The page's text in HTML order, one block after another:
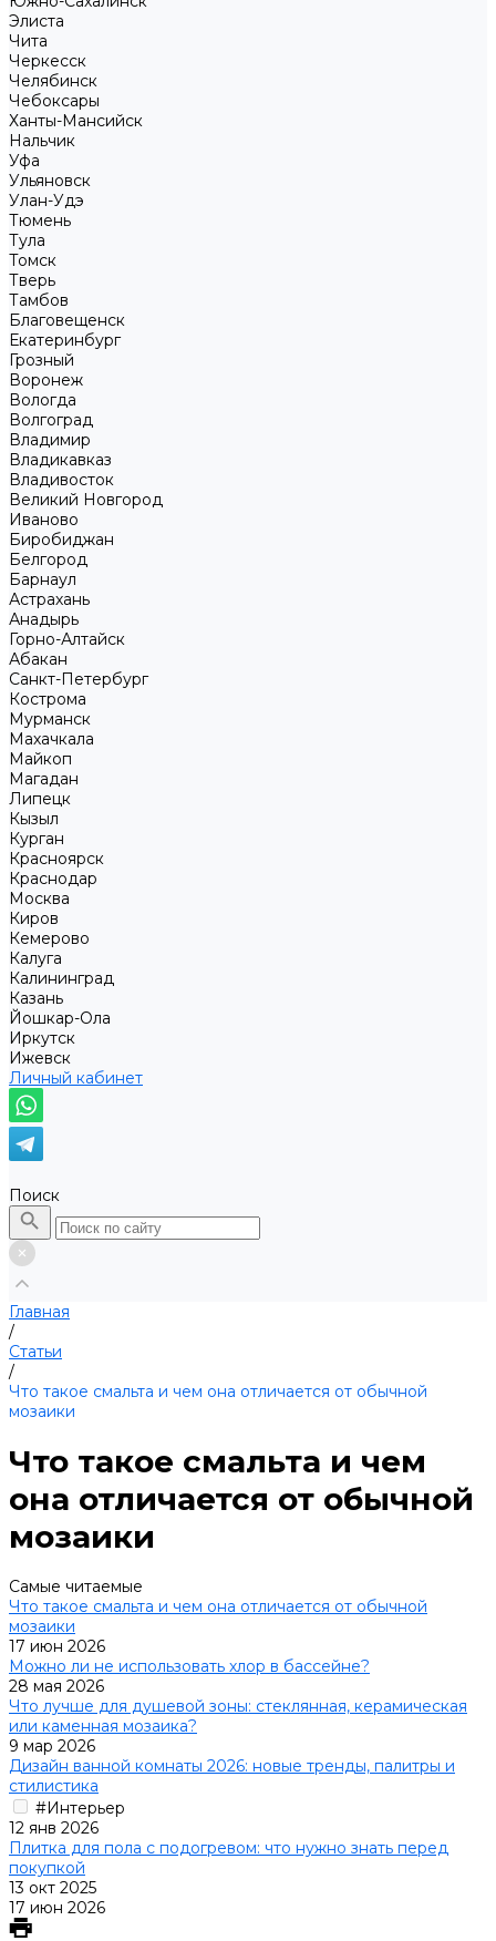
Элиста
Чита
Черкесск
Челябинск
Чебоксары
Ханты-Мансийск
Нальчик
Уфа
Ульяновск
Улан-Удэ
Тюмень
Тула
Томск
Тверь
Тамбов
Благовещенск
Екатеринбург
Грозный
Воронеж
Вологда
Волгоград
Владимир
Владикавказ
Владивосток
Великий Новгород
Иваново
Биробиджан
Белгород
Барнаул
Астрахань
Анадырь
Горно-Алтайск
Абакан
Санкт-Петербург
Кострома
Мурманск
Махачкала
Майкоп
Магадан
Липецк
Кызыл
Курган
Красноярск
Краснодар
Москва
Киров
Кемерово
Калуга
Калининград
Казань
Йошкар-Ола
Иркутск
Ижевск
Личный кабинет
Поиск
Главная
/
Статьи
/
Что такое смальта и чем она отличается от обычной
мозаики
Что такое смальта и чем
она отличается от обычной
мозаики
Самые читаемые
Что такое смальта и чем она отличается от обычной
мозаики
17 июн 2026
Можно ли не использовать хлор в бассейне?
28 мая 2026
Что лучше для душевой зоны: стеклянная, керамическая
или каменная мозаика?
9 мар 2026
Дизайн ванной комнаты 2026: новые тренды, палитры и
стилистика
#Интерьер
12 янв 2026
Плитка для пола с подогревом: что нужно знать перед
покупкой
13 окт 2025
17 июн 2026